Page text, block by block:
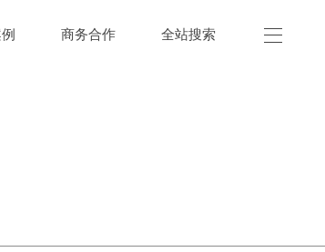
商务合作 全站搜索